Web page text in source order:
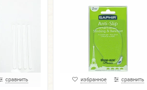
сравнить избранное сравнить